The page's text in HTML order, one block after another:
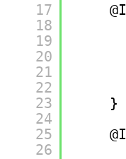
17
18
19
20
21
22
23
24
25
26
}